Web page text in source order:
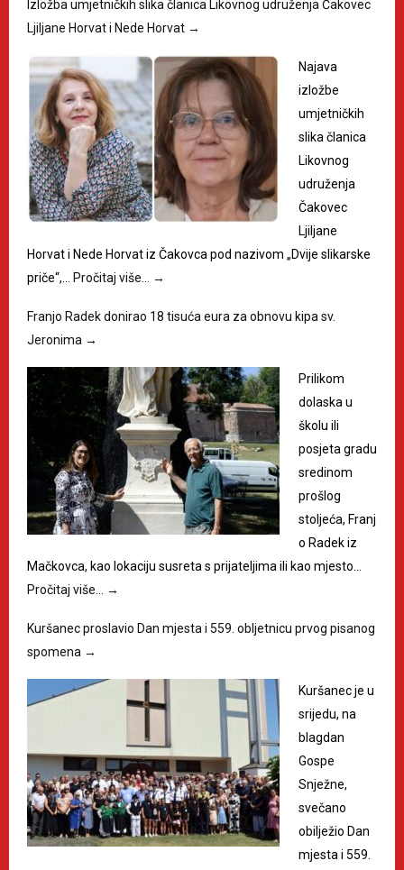
Izložba umjetničkih slika članica Likovnog udruženja Čakovec
Ljiljane Horvat i Nede Horvat →
Najava
izložbe
umjetničkih
slika članica
Likovnog
udruženja
Čakovec
Ljiljane
Horvat i Nede Horvat iz Čakovca pod nazivom „Dvije slikarske
priče“,…
Pročitaj više… →
Franjo Radek donirao 18 tisuća eura za obnovu kipa sv.
Jeronima →
Prilikom
dolaska u
školu ili
posjeta gradu
sredinom
prošlog
stoljeća, Franj
o Radek iz
Mačkovca, kao lokaciju susreta s prijateljima ili kao mjesto…
Pročitaj više…
→
Kuršanec proslavio Dan mjesta i 559. obljetnicu prvog pisanog
spomena →
Kuršanec je u
srijedu, na
blagdan
Gospe
Snježne,
svečano
obilježio Dan
mjesta i 559.